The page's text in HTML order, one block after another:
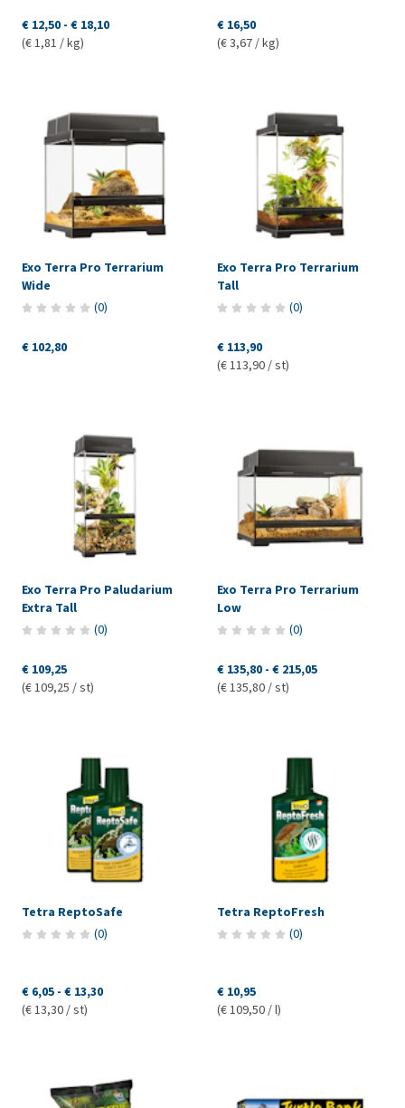
€ 12,50 - € 18,10
(€ 1,81 / kg)
€ 16,50
(€ 3,67 / kg)
Exo Terra Pro Terrarium
Wide
(0)
€ 102,80
Exo Terra Pro Terrarium
Tall
(0)
€ 113,90
(€ 113,90 / st)
Exo Terra Pro Paludarium
Extra Tall
(0)
€ 109,25
(€ 109,25 / st)
Exo Terra Pro Terrarium
Low
(0)
€ 135,80 - € 215,05
(€ 135,80 / st)
Tetra ReptoSafe
(0)
€ 6,05 - € 13,30
(€ 13,30 / st)
Tetra ReptoFresh
(0)
€ 10,95
(€ 109,50 / l)